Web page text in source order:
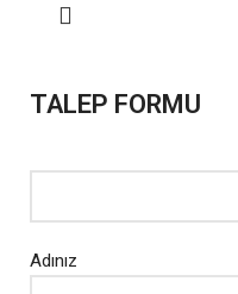
TALEP FORMU
Adınız